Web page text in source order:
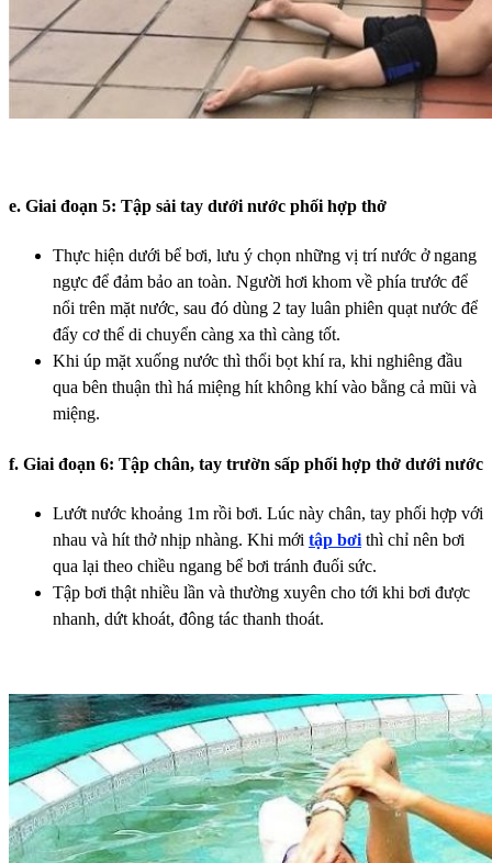
e. Giai đoạn 5: Tập sải tay dưới nước phối hợp thở
Thực hiện dưới bể bơi, lưu ý chọn những vị trí nước ở ngang
ngực để đảm bảo an toàn. Người hơi khom về phía trước để
nổi trên mặt nước, sau đó dùng 2 tay luân phiên quạt nước để
đẩy cơ thể di chuyển càng xa thì càng tốt.
Khi úp mặt xuống nước thì thổi bọt khí ra, khi nghiêng đầu
qua bên thuận thì há miệng hít không khí vào bằng cả mũi và
miệng.
f. Giai đoạn 6: Tập chân, tay trườn sấp phối hợp thở dưới nước
Lướt nước khoảng 1m rồi bơi. Lúc này chân, tay phối hợp với
nhau và hít thở nhịp nhàng. Khi mới tập bơi thì chỉ nên bơi
qua lại theo chiều ngang bể bơi tránh đuối sức.
Tập bơi thật nhiều lần và thường xuyên cho tới khi bơi được
nhanh, dứt khoát, đông tác thanh thoát.